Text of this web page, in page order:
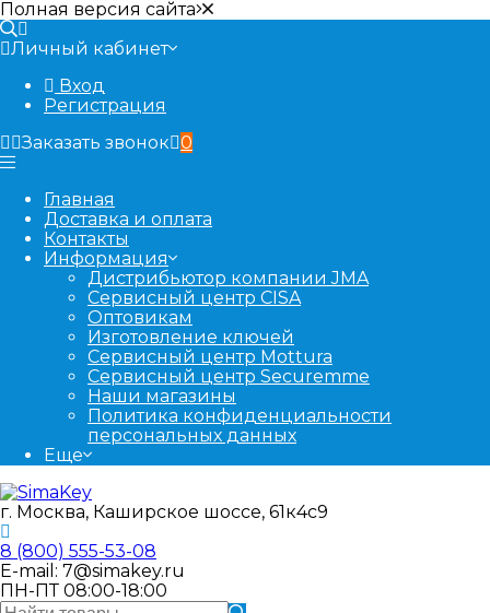
Полная версия сайта
Личный кабинет
Вход
Регистрация
Заказать звонок 0
Главная
Доставка и оплата
Контакты
Информация
Дистрибьютор компании JMA
Сервисный центр CISA
Оптовикам
Изготовление ключей
Сервисный центр Mottura
Сервисный центр Securemme
Наши магазины
Политика конфиденциальности
персональных данных
Еще
г. Москва, Каширское шоссе, 61к4с9
8 (800) 555-53-08
E-mail: 7@simakey.ru
ПН-ПТ 08:00-18:00